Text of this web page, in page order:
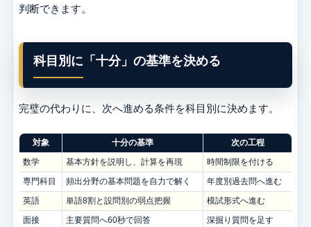
判断できます。
科目別に「十分」の基準を決める
完璧の代わりに、次へ進める条件を科目別に決めます。
対象 十分の基準
次の工程
数学
基本方針を説明し、計算を再現
時間制限を付ける
専門科目
頻出分野の基本問題を自力で解く
年度別過去問へ進む
英語
単語8割と設問別の弱点把握
模試形式へ進む
面接
主要質問へ60秒で回答 深掘り質問を足す